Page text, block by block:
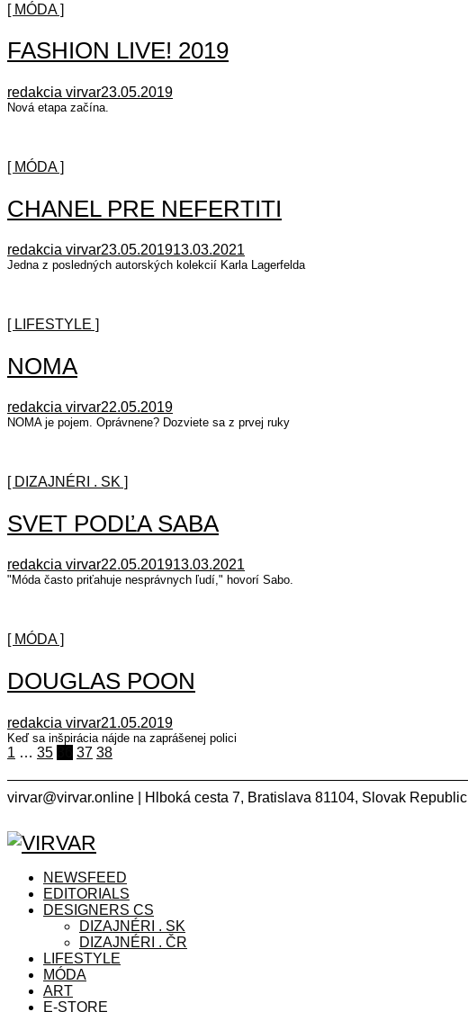
[ MÓDA ]
FASHION LIVE! 2019
redakcia virvar23.05.2019
Nová etapa začína.
[ MÓDA ]
CHANEL PRE NEFERTITI
redakcia virvar23.05.201913.03.2021
Jedna z posledných autorských kolekcií Karla Lagerfelda
[ LIFESTYLE ]
NOMA
redakcia virvar22.05.2019
NOMA je pojem. Oprávnene? Dozviete sa z prvej ruky
[ DIZAJNÉRI . SK ]
SVET PODĽA SABA
redakcia virvar22.05.201913.03.2021
"Móda často priťahuje nesprávnych ľudí," hovorí Sabo.
[ MÓDA ]
DOUGLAS POON
redakcia virvar21.05.2019
Keď sa inšpirácia nájde na zaprášenej polici
Navigácia
v
článkoch
1 … 35 37 38
virvar@virvar.online | Hlboká cesta 7, Bratislava 81104, Slovak Republic
NEWSFEED
EDITORIALS
DESIGNERS CS
DIZAJNÉRI . SK
DIZAJNÉRI . ČR
LIFESTYLE
MÓDA
ART
E-STORE